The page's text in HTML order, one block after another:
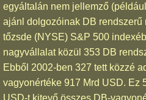
egyáltalán nem jellemző
ajánl dolgozóinak DB rendszerű
tőzsde (NYSE) S&P 500
nagyvállalat közül 353 DB
Ebből 2002-ben 327 tett közzé
vagyonértéke 917 Mrd USD. Ez
USD-t kitevő összes DB-